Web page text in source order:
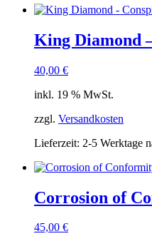
King Diamond
40,00 €
inkl. 19 % MwSt.
zzgl. Versandkosten
Lieferzeit: 2-5 Werktage
Corrosion of
45,00 €